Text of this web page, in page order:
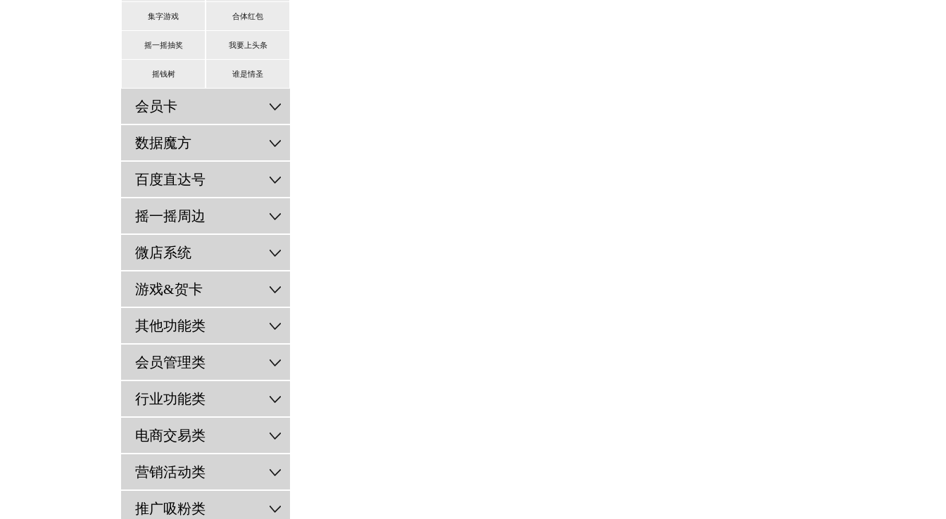
集字游戏 合体红包
摇一摇抽奖 我要上头条
摇钱树 谁是情圣
会员卡
数据魔方
百度直达号
摇一摇周边
微店系统
游戏&贺卡
其他功能类
会员管理类
行业功能类
电商交易类
营销活动类
推广吸粉类